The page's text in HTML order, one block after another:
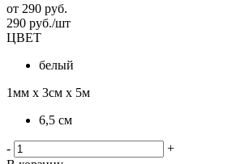
от 290 руб.
290 руб./шт
ЦВЕТ
белый
1мм х 3см х 5м
6,5 см
-
+